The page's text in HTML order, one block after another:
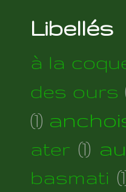
Libellés
à la
des ours
(1)
ater (1)
basmati